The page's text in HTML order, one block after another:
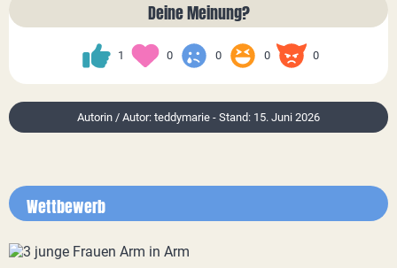
Deine Meinung?
1 0 0 0 0
Autorin / Autor: teddymarie - Stand: 15. Juni 2026
Wettbewerb